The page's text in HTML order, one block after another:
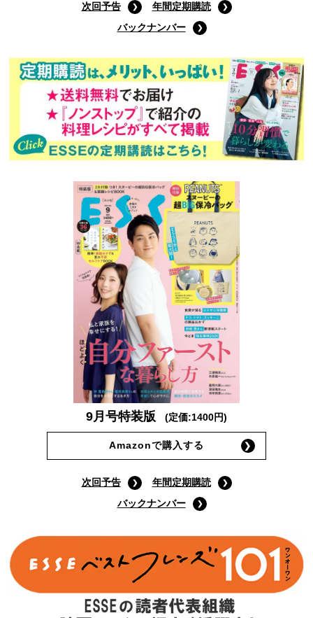
次回予告
年間定期購読
バックナンバー
9月号特装版 (定価:1400円)
Amazonで購入する
次回予告
年間定期購読
バックナンバー